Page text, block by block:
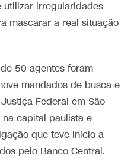
utilizar irregularidades
mascarar a real situação
50 agentes foram
mandados de busca e
Federal em São
na capital paulista e
que teve início a
pelo Banco Central.